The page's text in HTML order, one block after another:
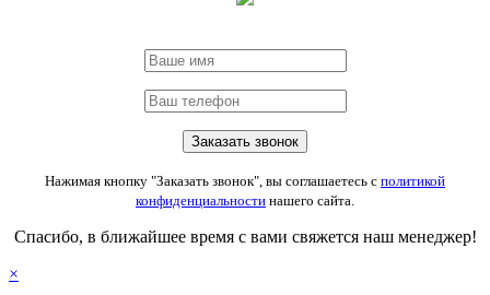
Нажимая кнопку "Заказать звонок", вы соглашаетесь с политикой
конфиденциальности нашего сайта.
Спасибо, в ближайшее время с вами свяжется наш менеджер!
×